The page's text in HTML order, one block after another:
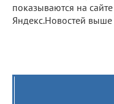
показываются на сайте
Яндекс.Новостей выше